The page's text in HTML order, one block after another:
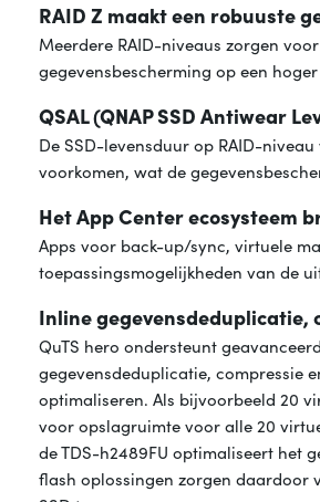
RAID Z maakt een robuuste
Meerdere RAID-niveaus zorgen
gegevensbescherming op een
QSAL (QNAP SSD Antiwear
De SSD-levensduur op RAID-
voorkomen, wat de
Het App Center ecosysteem
Apps voor back-up/sync, virtuele
toepassingsmogelijkheden van de
Inline gegevensdeduplicatie,
QuTS hero ondersteunt
gegevensdeduplicatie, compressie
optimaliseren. Als bijvoorbeeld 20
voor opslagruimte voor alle 20
de TDS-h2489FU optimaliseert het
flash oplossingen zorgen daardoor